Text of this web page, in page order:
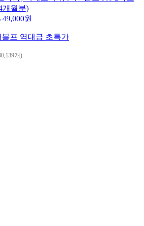
개월분)
49,000원
블프 역대급 초특가
개)